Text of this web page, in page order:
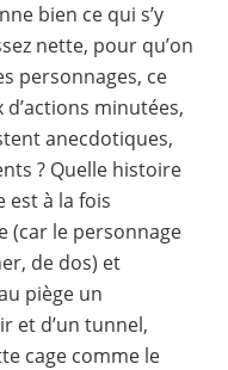
bien ce qui s’y
nette, pour qu’on
personnages, ce
minutées,
anecdotiques,
? Quelle histoire
est à la fois
(car le personnage
de dos) et
piège un
et d’un tunnel,
cage comme le